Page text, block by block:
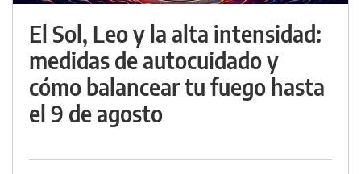
El Sol, Leo y la alta intensidad:
medidas de autocuidado y
cómo balancear tu fuego hasta
el 9 de agosto